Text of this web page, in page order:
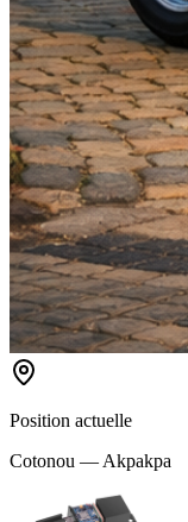
Position actuelle
Cotonou — Akpakpa